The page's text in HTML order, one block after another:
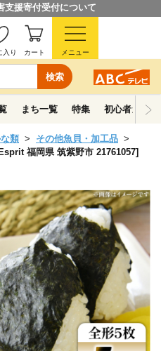
支援寄付受付について
検索
入り カート メニュー
まち一覧 特集 初心者ガイド
類
その他魚貝・加工品
福岡県 筑紫野市 21761057]